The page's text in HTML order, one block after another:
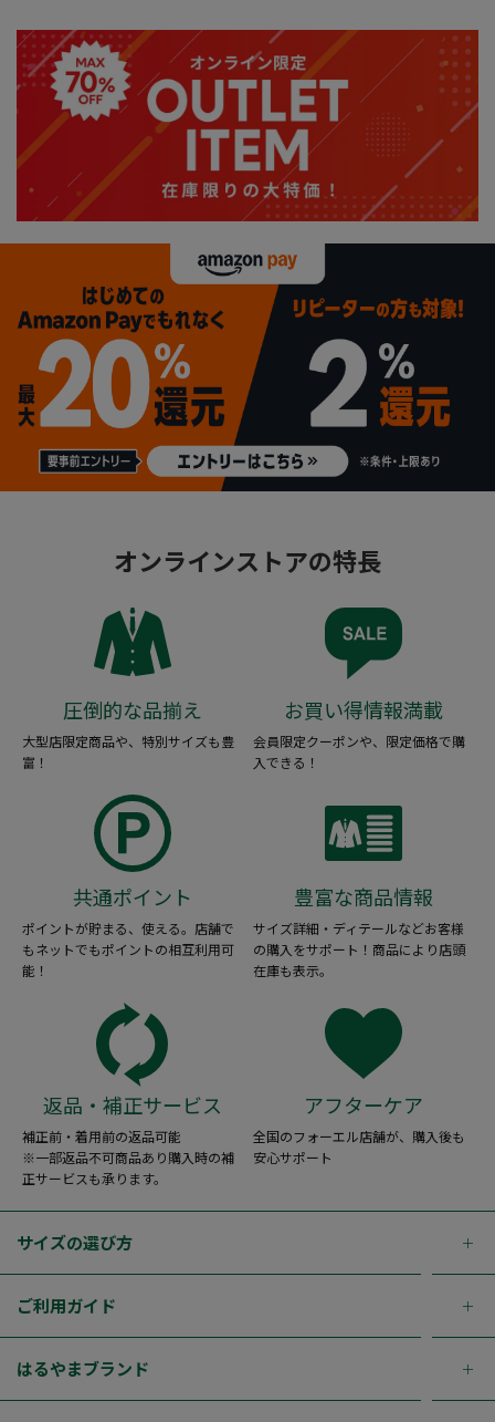
オンラインストアの特長
圧倒的な品揃え
大型店限定商品や、特別サイズも豊
富！
お買い得情報満載
会員限定クーポンや、限定価格で購
入できる！
共通ポイント
ポイントが貯まる、使える。店舗で
もネットでもポイントの相互利用可
能！
豊富な商品情報
サイズ詳細・ディテールなどお客様
の購入をサポート！商品により店頭
在庫も表示。
返品・補正サービス
補正前・着用前の返品可能
※一部返品不可商品あり購入時の補
正サービスも承ります。
アフターケア
全国のフォーエル店舗が、購入後も
安心サポート
サイズの選び方
ご利用ガイド
はるやまブランド